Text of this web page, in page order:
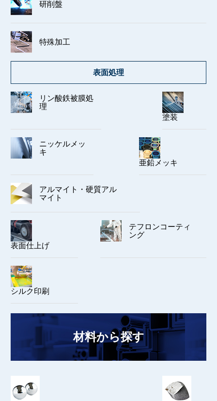
研削盤
特殊加工
表面処理
リン酸鉄被膜処
理
塗装
ニッケルメッ
キ
亜鉛メッキ
アルマイト・硬質アル
マイト
表面仕上げ
テフロンコーティ
ング
シルク印刷
材料から探す